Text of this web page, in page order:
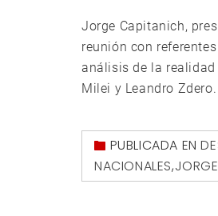
Jorge Capitanich,
reunión con
análisis de la
Milei y Leandro
PUBLICADA EN
NACIONALES,